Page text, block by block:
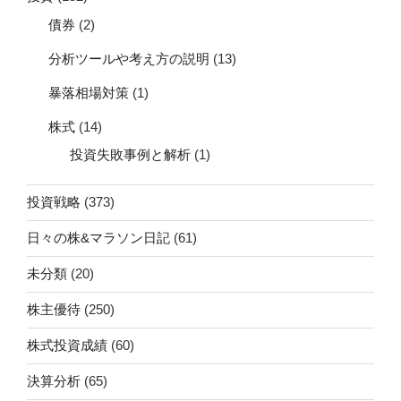
債券 (2)
分析ツールや考え方の説明 (13)
暴落相場対策 (1)
株式 (14)
投資失敗事例と解析 (1)
投資戦略 (373)
日々の株&マラソン日記 (61)
未分類 (20)
株主優待 (250)
株式投資成績 (60)
決算分析 (65)